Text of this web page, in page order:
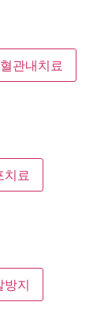
관내치료
치료
방지